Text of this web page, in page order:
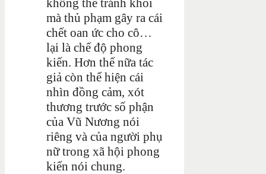
mà thủ phạm gây ra cái
chết oan ức cho cô…
lại là chế độ phong
kiến. Hơn thế nữa tác
giả còn thể hiện cái
nhìn đồng cảm, xót
thương trước số phận
của Vũ Nương nói
riêng và của người phụ
nữ trong xã hội phong
kiến nói chung.